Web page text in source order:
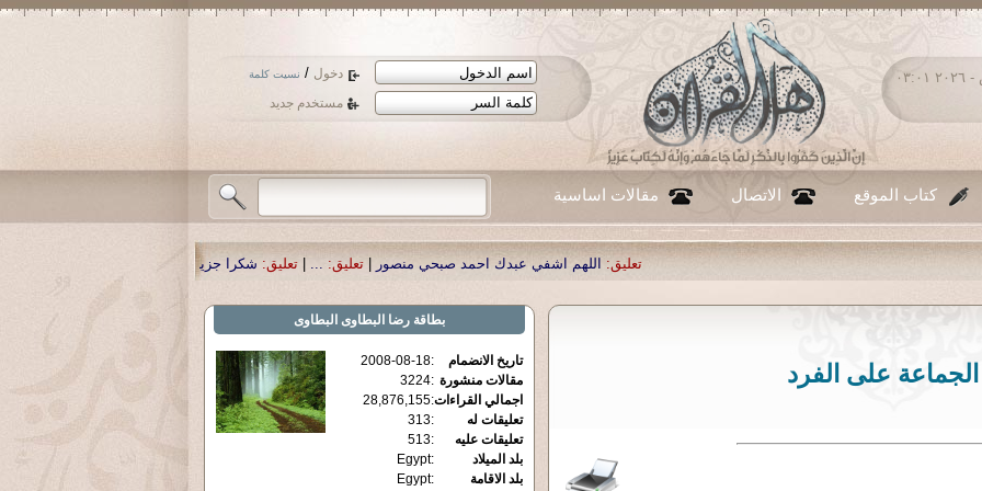
دخول / نسيت كلمة
مستخدم جديد
الجمعة ٠٧ - أغسطس - ٢٠٢٦ ٠٣:٠١
كتاب الموقع الاتصال مقالات اساسية
اللهم اشفي عبدك احمد صبحي منصور |تعليق: ...
|تعليق: شكرا جزيلا أستاذ حمد الحمد .أكرمكم الله .
الجماعة على الفرد
بطاقة رضا البطاوى البطاوى
تاريخ الانضمام :
2008-08-18
مقالات منشورة :
3224
اجمالي القراءات:
28,876,155
تعليقات له
:
313
تعليقات عليه
:
513
بلد الميلاد
:
Egypt
بلد الاقامة
:
Egypt